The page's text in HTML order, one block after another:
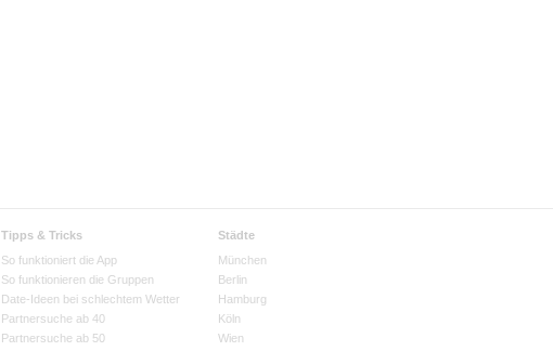
Tipps & Tricks
So funktioniert die App
So funktionieren die Gruppen
Date-Ideen bei schlechtem Wetter
Partnersuche ab 40
Partnersuche ab 50
Städte
München
Berlin
Hamburg
Köln
Wien